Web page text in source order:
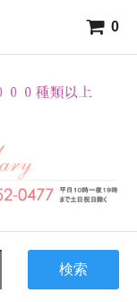
0
検索